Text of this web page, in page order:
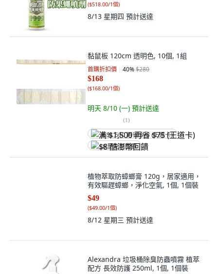
($518.00/1個)
8/13 星期四 預計送達
黏鼠板 120cm 透明色, 10個, 1組
首購折扣價 40%$280
$168
($168.00/1個)
明天 8/10 (一) 預計送達
(1)
满 $1,500 再省 $75 (王道卡)
$8 酷澎幣回饋
植物萃取防蟑螂膏 120g，居家適用，
有效驅趕蟑螂，淨化空氣, 1個, 1個裝
$49
($49.00/1個)
8/12 星期三 預計送達
Alexandra 垃圾桶除臭防蟲噴霧 植萃
配方 長效防護 250ml, 1個, 1個裝